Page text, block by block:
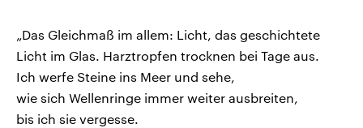
„Das Gleichmaß im allem: Licht, das geschichtete
Licht im Glas. Harztropfen trocknen bei Tage aus.
Ich werfe Steine ins Meer und sehe,
wie sich Wellenringe immer weiter ausbreiten,
bis ich sie vergesse.